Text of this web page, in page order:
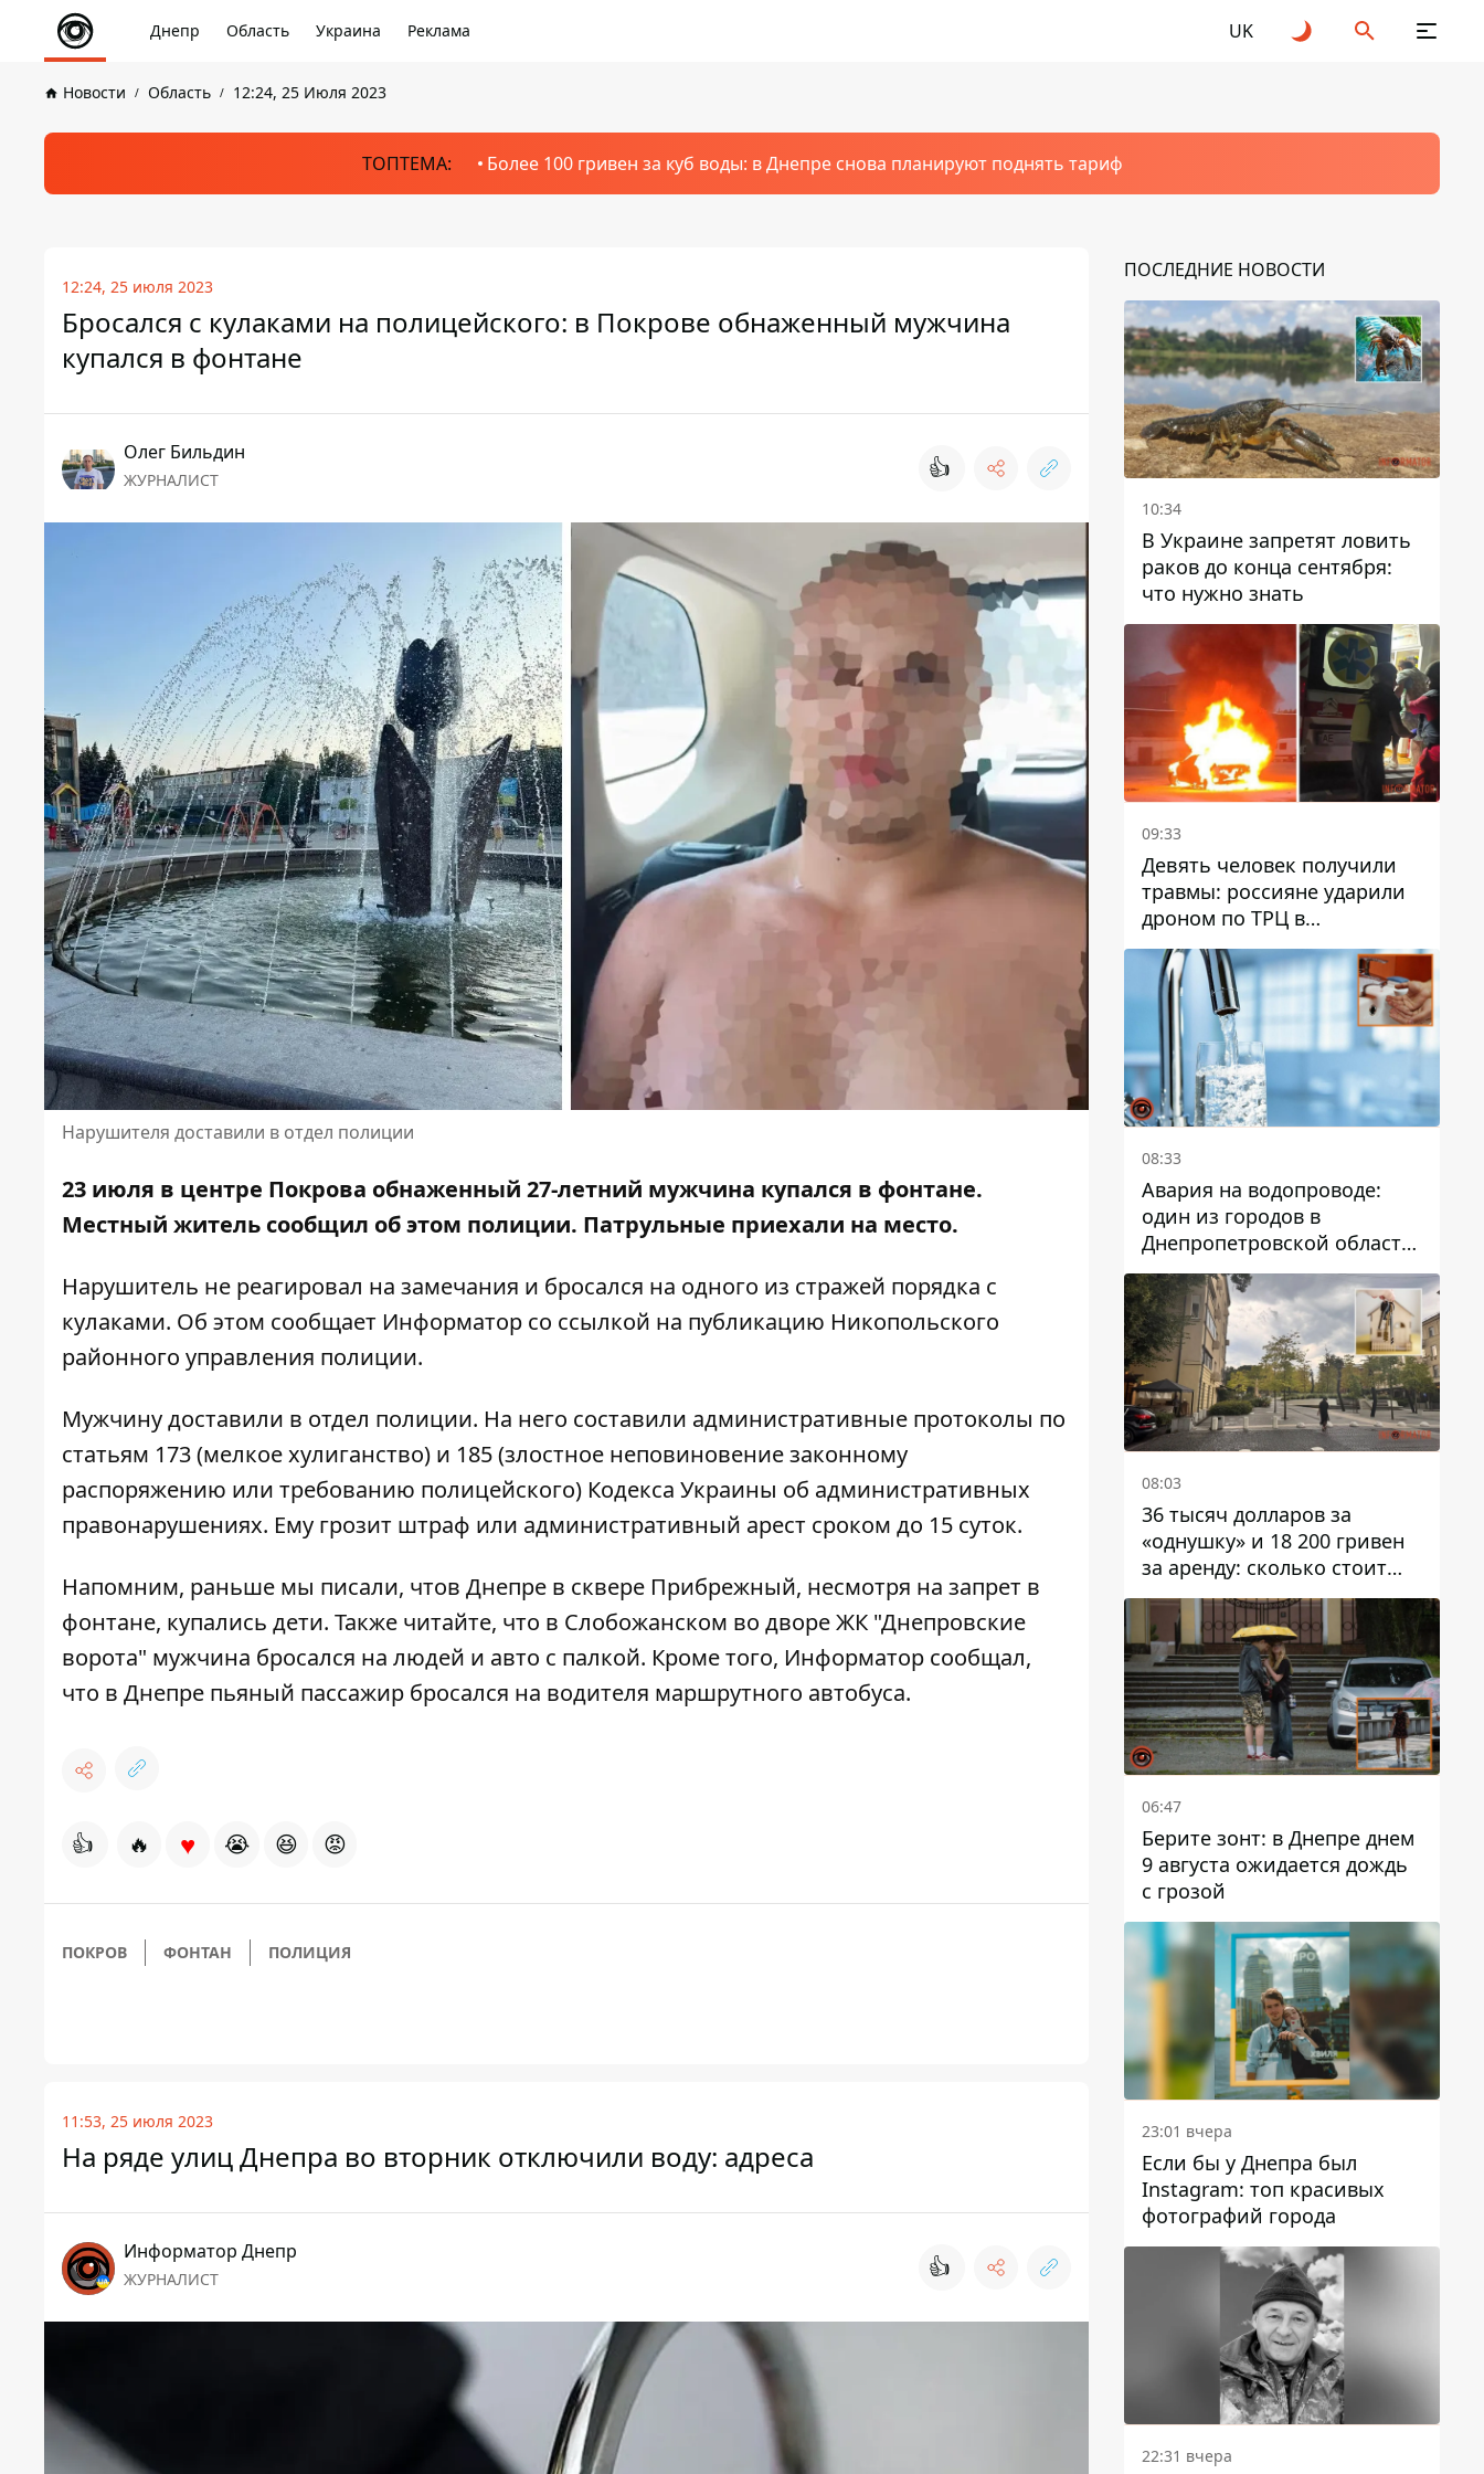
Днепр Область Украина Реклама UK
Новости Область 12:24, 25 Июля 2023
ТОПТЕМА: Более 100 гривен за куб воды: в Днепре снова планируют поднять тариф
12:24, 25 июля 2023
Бросался с кулаками на полицейского: в Покрове обнаженный мужчина
купался в фонтане
Олег Бильдин
ЖУРНАЛИСТ 👍
Нарушителя доставили в отдел полиции
23 июля в центре Покрова обнаженный 27-летний мужчина купался в фонтане.
Местный житель сообщил об этом полиции. Патрульные приехали на место.
Нарушитель не реагировал на замечания и бросался на одного из стражей порядка с
кулаками. Об этом сообщает Информатор со ссылкой на публикацию Никопольского
районного управления полиции.
Мужчину доставили в отдел полиции. На него составили административные протоколы по
статьям 173 (мелкое хулиганство) и 185 (злостное неповиновение законному
распоряжению или требованию полицейского) Кодекса Украины об административных
правонарушениях. Ему грозит штраф или административный арест сроком до 15 суток.
Напомним, раньше мы писали, чтов Днепре в сквере Прибрежный, несмотря на запрет в
фонтане, купались дети. Также читайте, что в Слобожанском во дворе ЖК "Днепровские
ворота" мужчина бросался на людей и авто с палкой. Кроме того, Информатор сообщал,
что в Днепре пьяный пассажир бросался на водителя маршрутного автобуса.
👍 🔥 ♥ 😭 😆 😡
ПОКРОВ ФОНТАН ПОЛИЦИЯ
11:53, 25 июля 2023
На ряде улиц Днепра во вторник отключили воду: адреса
Информатор Днепр
ЖУРНАЛИСТ 👍
ПОСЛЕДНИЕ НОВОСТИ
10:34
В Украине запретят ловить
раков до конца сентября:
что нужно знать
09:33
Девять человек получили
травмы: россияне ударили
дроном по ТРЦ в
Павлограде, будет ли
работать заведение в
дальнейшем
08:33
Авария на водопроводе:
один из городов в
Днепропетровской области
остался без воды
08:03
36 тысяч долларов за
«однушку» и 18 200 гривен
за аренду: сколько стоит
жилье в Днепропетровской
области
06:47
Берите зонт: в Днепре днем ​​
9 августа ожидается дождь
с грозой
23:01 вчера
Если бы у Днепра был
Instagram: топ красивых
фотографий города
22:31 вчера